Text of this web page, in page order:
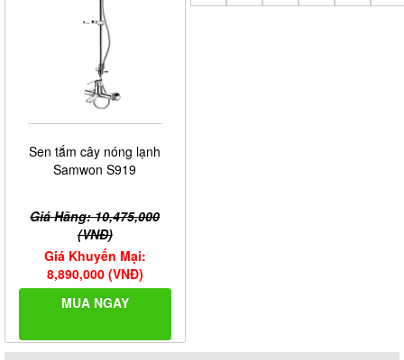
Sen tắm cây nóng lạnh
Samwon S919
Giá Hãng: 10,475,000
(VNĐ)
Giá Khuyến Mại:
8,890,000 (VNĐ)
MUA NGAY